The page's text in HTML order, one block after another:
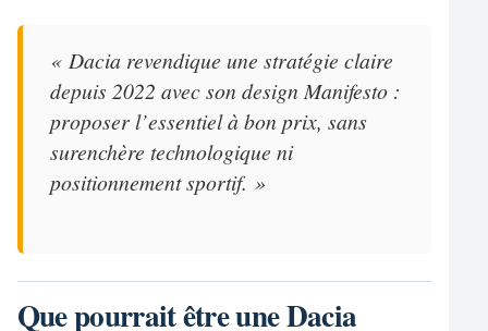
« Dacia revendique une stratégie claire
depuis 2022 avec son design Manifesto :
proposer l’essentiel à bon prix, sans
surenchère technologique ni
positionnement sportif. »
Que pourrait être une Dacia